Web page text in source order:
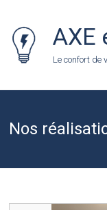
content
AXE
Le confort de
Nos